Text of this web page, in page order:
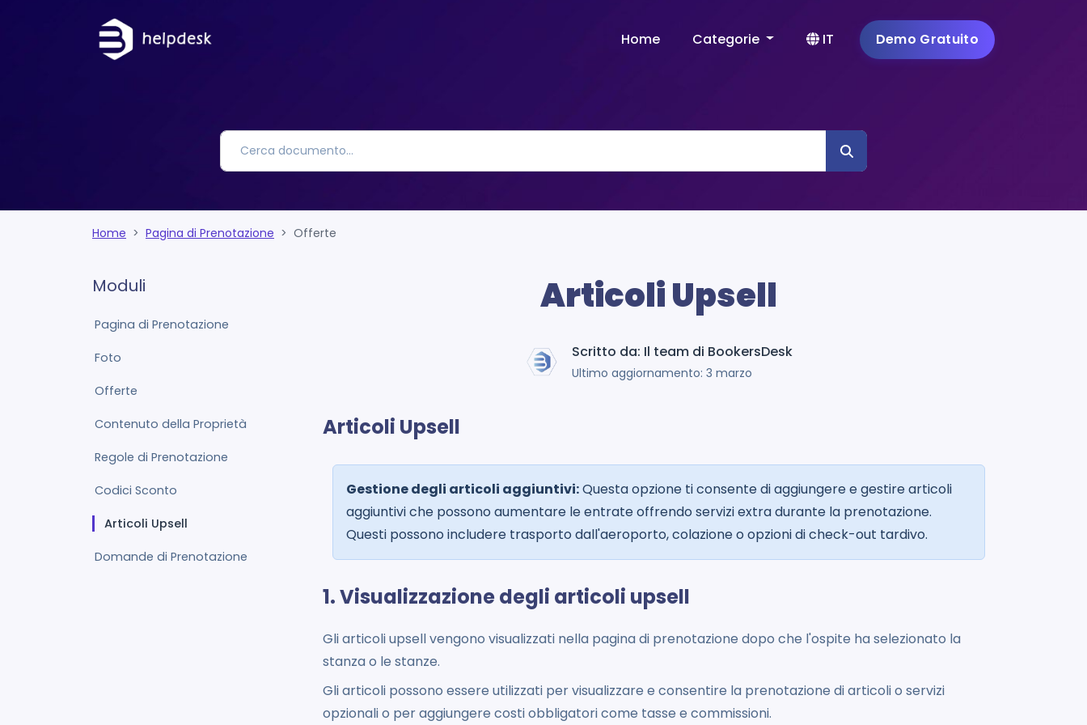
Home Categorie IT Demo Gratuito
Home Pagina di Prenotazione Offerte
Articoli Upsell
Scritto da: Il team di BookersDesk
Ultimo aggiornamento: 3 marzo
Articoli Upsell
Gestione degli articoli aggiuntivi:Questa opzione ti consente di aggiungere e gestire articoli
aggiuntivi che possono aumentare le entrate offrendo servizi extra durante la prenotazione.
Questi possono includere trasporto dall'aeroporto, colazione o opzioni di check-out tardivo.
1. Visualizzazione degli articoli upsell
Gli articoli upsell vengono visualizzati nella pagina di prenotazione dopo che l'ospite ha selezionato la
stanza o le stanze.
Gli articoli possono essere utilizzati per visualizzare e consentire la prenotazione di articoli o servizi
opzionali o per aggiungere costi obbligatori come tasse e commissioni.
Moduli
Pagina di Prenotazione
Foto
Offerte
Contenuto della Proprietà
Regole di Prenotazione
Codici Sconto
Articoli Upsell
Domande di Prenotazione